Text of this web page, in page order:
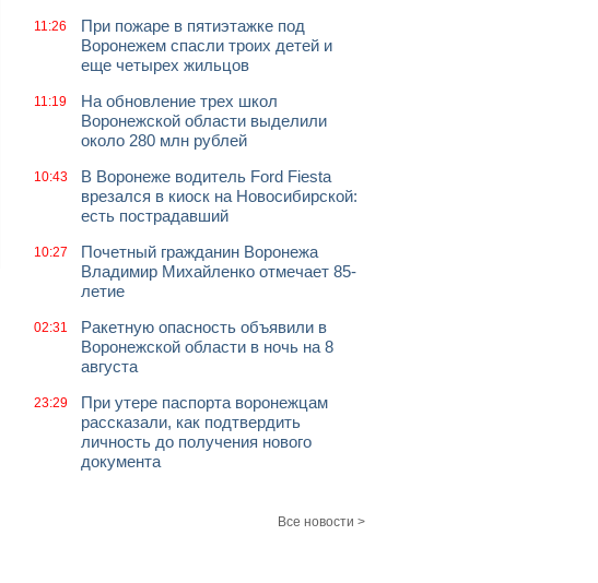
11:26
При пожаре в пятиэтажке под
Воронежем спасли троих детей и
еще четырех жильцов
11:19
На обновление трех школ
Воронежской области выделили
около 280 млн рублей
10:43
В Воронеже водитель Ford Fiesta
врезался в киоск на Новосибирской:
есть пострадавший
10:27
Почетный гражданин Воронежа
Владимир Михайленко отмечает 85-
летие
02:31
Ракетную опасность объявили в
Воронежской области в ночь на 8
августа
23:29
При утере паспорта воронежцам
рассказали, как подтвердить
личность до получения нового
документа
Все новости >